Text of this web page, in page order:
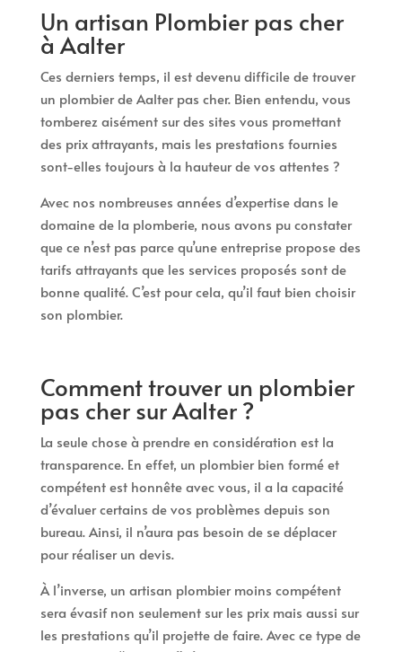
Un artisan Plombier pas cher
à Aalter
Ces derniers temps, il est devenu difficile de trouver
un plombier de Aalter pas cher. Bien entendu, vous
tomberez aisément sur des sites vous promettant
des prix attrayants, mais les prestations fournies
sont-elles toujours à la hauteur de vos attentes ?
Avec nos nombreuses années d’expertise dans le
domaine de la plomberie, nous avons pu constater
que ce n’est pas parce qu’une entreprise propose des
tarifs attrayants que les services proposés sont de
bonne qualité. C’est pour cela, qu’il faut bien choisir
son plombier.
Comment trouver un plombier
pas cher sur Aalter ?
La seule chose à prendre en considération est la
transparence. En effet, un plombier bien formé et
compétent est honnête avec vous, il a la capacité
d’évaluer certains de vos problèmes depuis son
bureau. Ainsi, il n’aura pas besoin de se déplacer
pour réaliser un devis.
À l’inverse, un artisan plombier moins compétent
sera évasif non seulement sur les prix mais aussi sur
les prestations qu’il projette de faire. Avec ce type de